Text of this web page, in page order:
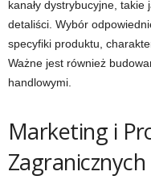
kanały dystrybucyjne,
detaliści. Wybór
specyfiki produktu,
Ważne jest również
handlowymi.
Marketing i
Zagranicznych